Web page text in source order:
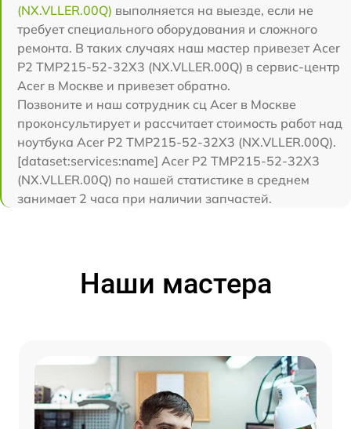
(NX.VLLER.00Q) выполняется на выезде, если не
требует специального оборудования и сложного
ремонта. В таких случаях наш мастер привезет Acer
P2 TMP215-52-32X3 (NX.VLLER.00Q) в сервис-центр
Acer в Москве и привезет обратно.
Позвоните и наш сотрудник сц Acer в Москве
проконсультирует и рассчитает стоимость работ над
ноутбука Acer P2 TMP215-52-32X3 (NX.VLLER.00Q).
[dataset:services:name] Acer P2 TMP215-52-32X3
(NX.VLLER.00Q) по нашей статистике в среднем
занимает 2 часа при наличии запчастей.
Наши мастера